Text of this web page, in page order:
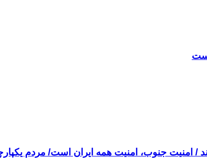
امنیت جنوب، امنیت همه ایران است/ مردم